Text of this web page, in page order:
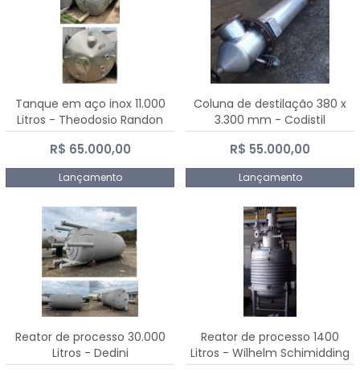
Tanque em aço inox 11.000
Litros - Theodosio Randon
R$ 65.000,00
Lançamento
Coluna de destilação 380 x
3.300 mm - Codistil
R$ 55.000,00
Lançamento
Reator de processo 30.000
Litros - Dedini
Reator de processo 1400
Litros - Wilhelm Schimidding